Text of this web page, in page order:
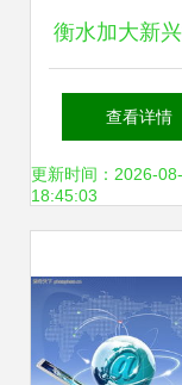
衡水加大新
技术研发力度
构建绿色低碳
查看详情
更新时间：2026-
18:45:03